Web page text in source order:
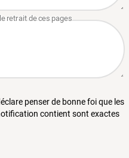
penser de bonne foi que les
contient sont exactes